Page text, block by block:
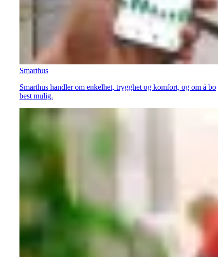
Smarthus
Smarthus handler om enkelhet, trygghet og komfort, og om å bo
best mulig.